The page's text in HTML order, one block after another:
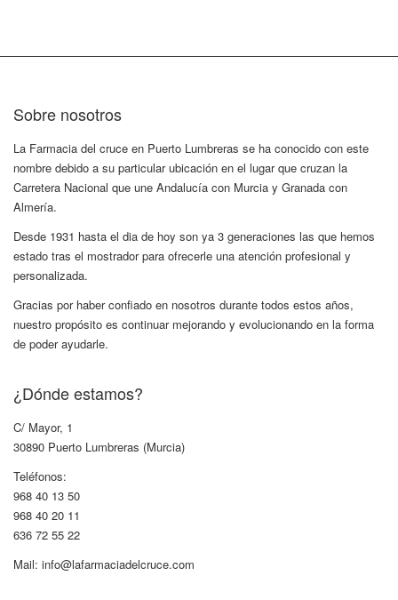
Sobre nosotros
La Farmacia del cruce en Puerto Lumbreras se ha conocido con este
nombre debido a su particular ubicación en el lugar que cruzan la
Carretera Nacional que une Andalucía con Murcia y Granada con
Almería.
Desde 1931 hasta el dia de hoy son ya 3 generaciones las que hemos
estado tras el mostrador para ofrecerle una atención profesional y
personalizada.
Gracias por haber confiado en nosotros durante todos estos años,
nuestro propósito es continuar mejorando y evolucionando en la forma
de poder ayudarle.
¿Dónde estamos?
C/ Mayor, 1
30890 Puerto Lumbreras (Murcia)
Teléfonos:
968 40 13 50
968 40 20 11
636 72 55 22
Mail: info@lafarmaciadelcruce.com